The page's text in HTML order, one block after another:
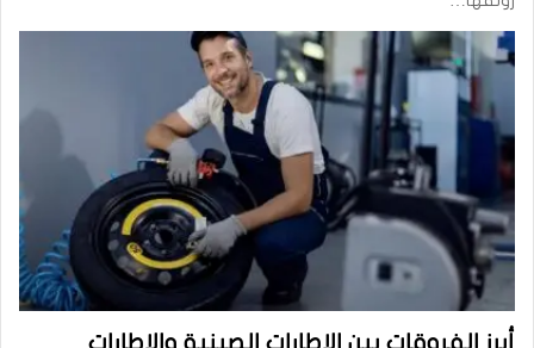
أبرز الفروقات بين الإطارات الصينية والإطارات